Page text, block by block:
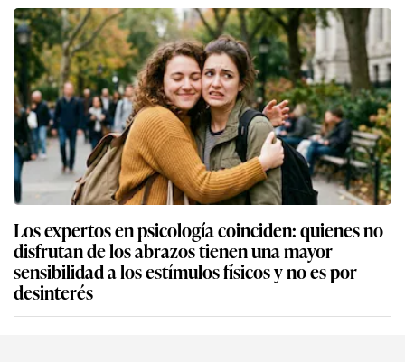
Los expertos en psicología coinciden: quienes no
disfrutan de los abrazos tienen una mayor
sensibilidad a los estímulos físicos y no es por
desinterés